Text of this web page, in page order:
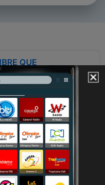
QUE
Dividió al